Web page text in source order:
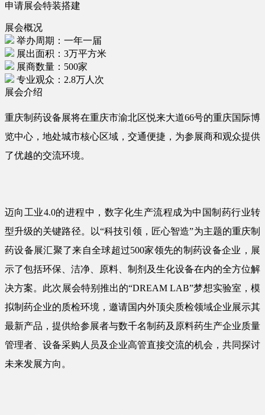
申请展会特装搭建
展会概况
举办周期：一年一届
展出面积：3万平方米
展商数量：500家
专业观众：2.8万人次
展会介绍
重庆制药设备展将在重庆市渝北区悦来大道66号的重庆国际博
览中心，地处城市核心区域，交通便捷，为参展商和观众提供
了优越的交流环境。
迈向工业4.0的进程中，数字化生产流程成为中国制药行业转
型升级的关键路径。以“科技引领，匠心智造”为主题的重庆制
药设备展汇聚了来自全球超过500家领先的制药设备企业，展
示了包括环保、洁净、原料、制剂及生化设备在内的全方位解
决方案。此次展会特别推出的“DREAM LAB”梦想实验室，模
拟制药企业的质检环境，邀请国内外顶尖质检领域企业展示其
最新产品，提供给参展者与数千名制药及原料药生产企业质量
管理者、设备采购人员及企业高管直接交流的机会，共同探讨
未来发展方向。